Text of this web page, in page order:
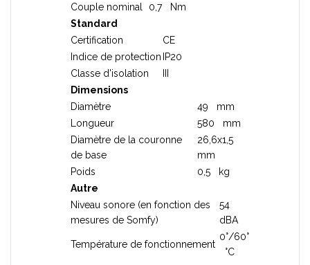
Couple nominal
0,7 Nm
Standard
Certification
CE
Indice de protection IP20
Classe d'isolation
Dimensions
Diamètre
49 mm
Longueur
580 mm
Diamètre de la couronne
de base
26,6x1,5
mm
Poids
0,5 kg
Autre
Niveau sonore (en fonction des
mesures de Somfy)
54
dBA
Température de fonctionnement
0°/60°
°C